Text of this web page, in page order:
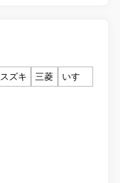
スズキ 三菱
いすゞ